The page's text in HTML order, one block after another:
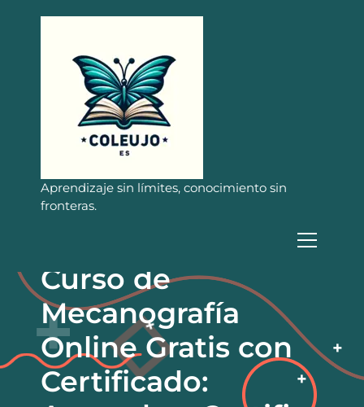
Aprendizaje sin límites, conocimiento sin
fronteras.
Curso de
Mecanografía
Online Gratis con
Certificado: